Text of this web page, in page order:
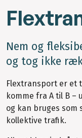
Nem og
og tog ikke
Flextransport er et
komme fra A til B
og kan bruges
kollektive trafik.